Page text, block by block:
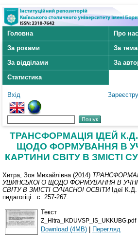
Головна
Про нас
За роками
За
За відділами
За
Статистика
Вхід
ТРАНСФОРМАЦІЯ ІДЕЙ
ЩОДО ФОРМУВАННЯ В
КАРТИНИ СВІТУ В ЗМІСТІ
Хитра, Зоя Михайлівна (2014)
УШИНСЬКОГО ЩОДО ФОРМУВАННЯ В
СВІТУ В ЗМІСТІ СУЧАСНО! ОСВІТИІдеї К.Д.
педагогіці.. с. 257-267.
Текст
Z_Hitra_IKDUVSP_IS_UKKUBG.pdf
Download (4MB) | Перегляд